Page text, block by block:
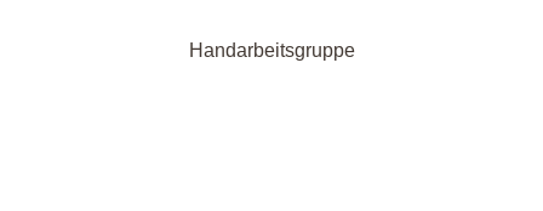
Handarbeitsgruppe